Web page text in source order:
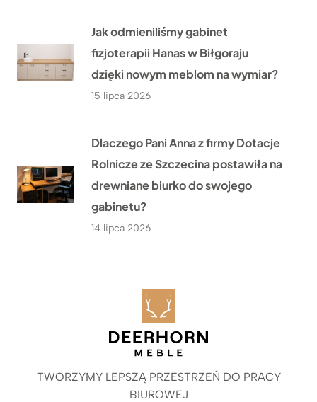
Jak odmieniliśmy gabinet
fizjoterapii Hanas w Biłgoraju
dzięki nowym meblom na wymiar?
15 lipca 2026
Dlaczego Pani Anna z firmy Dotacje
Rolnicze ze Szczecina postawiła na
drewniane biurko do swojego
gabinetu?
14 lipca 2026
TWORZYMY LEPSZĄ PRZESTRZEŃ DO PRACY
BIUROWEJ